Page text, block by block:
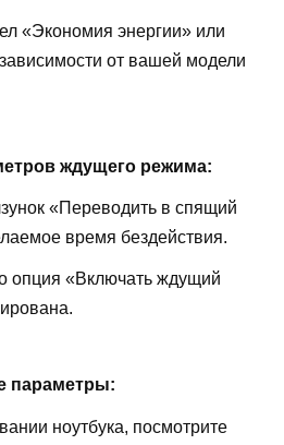
«Экономия энергии» или
от вашей модели
ждущего режима:
«Переводить в спящий
время бездействия.
опция «Включать ждущий
параметры:
ноутбука, посмотрите